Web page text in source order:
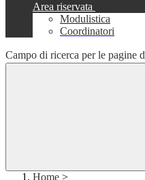
Area riservata
Modulistica
Coordinatori
Campo di ricerca per le pagine
Home >